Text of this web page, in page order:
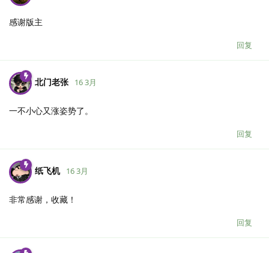
感谢版主
回复
北门老张 16 3月
一不小心又涨姿势了。
回复
纸飞机 16 3月
非常感谢，收藏！
回复